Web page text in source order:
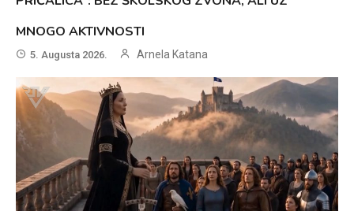
MNOGO AKTIVNOSTI
5. Augusta 2026. Arnela Katana